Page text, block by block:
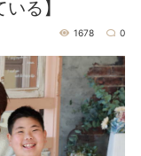
る】
1678 0